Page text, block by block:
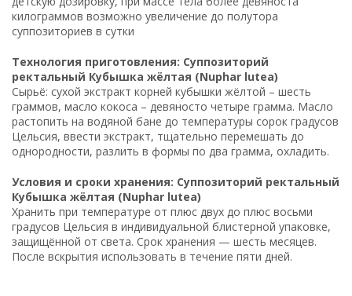
килограммов возможно увеличение до полутора
суппозиториев в сутки
Технология приготовления: Суппозиторий
ректальный Кубышка жёлтая (Nuphar lutea)
Сырьё: сухой экстракт корней кубышки жёлтой – шесть
граммов, масло кокоса – девяносто четыре грамма. Масло
растопить на водяной бане до температуры сорок градусов
Цельсия, ввести экстракт, тщательно перемешать до
однородности, разлить в формы по два грамма, охладить.
Условия и сроки хранения: Суппозиторий ректальный
Кубышка жёлтая (Nuphar lutea)
Хранить при температуре от плюс двух до плюс восьми
градусов Цельсия в индивидуальной блистерной упаковке,
защищённой от света. Срок хранения — шесть месяцев.
После вскрытия использовать в течение пяти дней.